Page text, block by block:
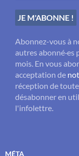
Abonnez-vous à
autres
mois. En vous
acceptation de
réception de
désabonner en
l'infolettre.
MÉTA